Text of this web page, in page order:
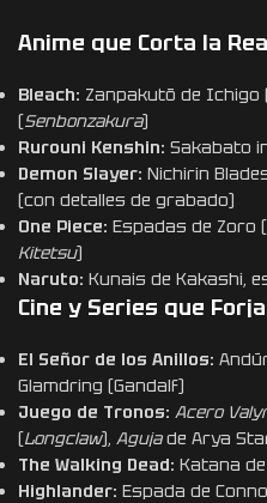
Anime que Corta la
Bleach: Zanpakutō de Ichigo
(Senbonzakura)
Rurouni Kenshin: Sakabato
Demon Slayer: Nichirin
(con detalles de grabado)
One Piece: Espadas de Zoro (
Kitetsu)
Naruto: Kunais de Kakashi,
Cine y Series que
El Señor de los Anillos:
Glamdring (Gandalf)
Juego de Tronos: Acero
(Longclaw), Agujade Arya
The Walking Dead: Katana
Highlander: Espada de